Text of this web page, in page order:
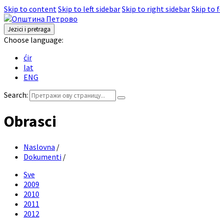
Skip to contentSkip to left sidebarSkip to right sidebarSkip to
Jezici i pretraga
Choose language:
ćir
lat
ENG
Search:
Obrasci
Naslovna /
Dokumenti /
Sve
2009
2010
2011
2012